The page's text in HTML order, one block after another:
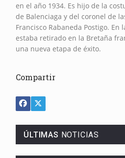
en el año 1934. Es hijo de la
de Balenciaga y del coronel de
Francisco Rabaneda Postigo. En
estaba retirado en la Bretaña
una nueva etapa de éxito.
Compartir
ÚLTIMAS NOTICIAS